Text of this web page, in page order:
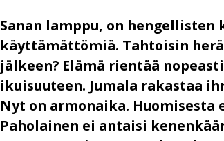
Sanan lamppu, on
käyttämättömiä. Tahtoisin
jälkeen? Elämä rientää
ikuisuuteen. Jumala rakastaa
Nyt on armonaika.
Paholainen ei antaisi